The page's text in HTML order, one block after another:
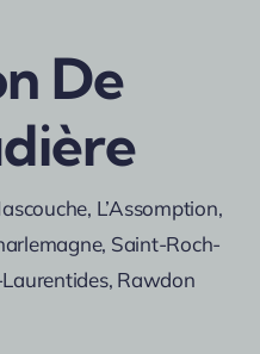
De
L’Assomption,
Saint-Roch-
Rawdon